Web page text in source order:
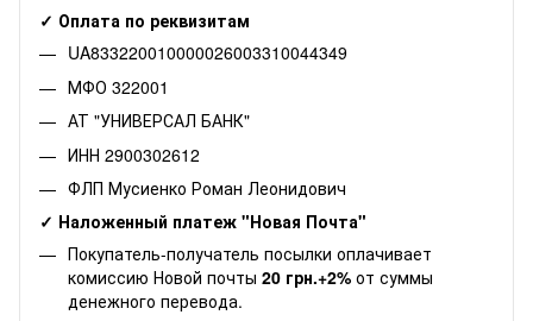
✓ Оплата по реквизитам
UA833220010000026003310044349
МФО 322001
АТ "УНИВЕРСАЛ БАНК"
ИНН 2900302612
ФЛП Мусиенко Роман Леонидович
✓ Наложенный платеж "Новая Почта"
Покупатель-получатель посылки оплачивает
комиссию Новой почты 20 грн.+2% от суммы
денежного перевода.